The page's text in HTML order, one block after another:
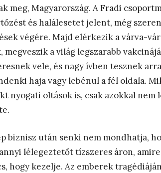
meg, Magyarország. A Fradi
és halálesetet jelent, még
végére. Majd elérkezik a várva-
megveszik a világ legszarabb
vele, és nagy ívben tesznek
haja vagy lebénul a fél oldala.
nyogati oltások is, csak azokkal
biznisz után senki nem mondhatja,
lélegeztetőt tízszeres áron, amire
hogy kezelje. Az emberek